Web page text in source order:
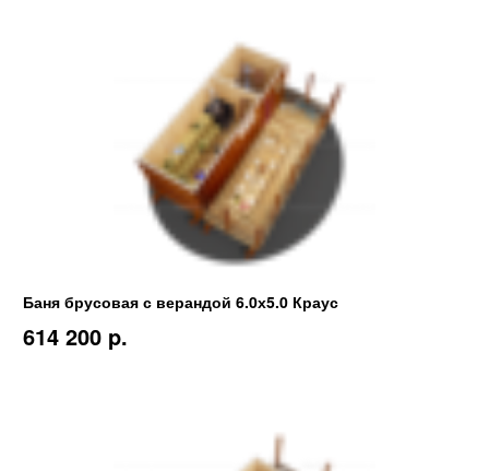
Баня брусовая с верандой 6.0х5.0 Краус
614 200 p.